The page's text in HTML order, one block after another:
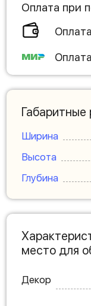
Оплата при
Ширина
Высота
Глубина
место для
Декор